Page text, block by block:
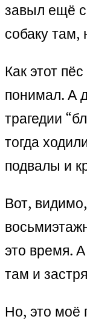
завыл ещё
собаку
Как этот
понимал. А
трагедии
тогда
подвалы и
Вот,
это время.
там и
Но, это моё